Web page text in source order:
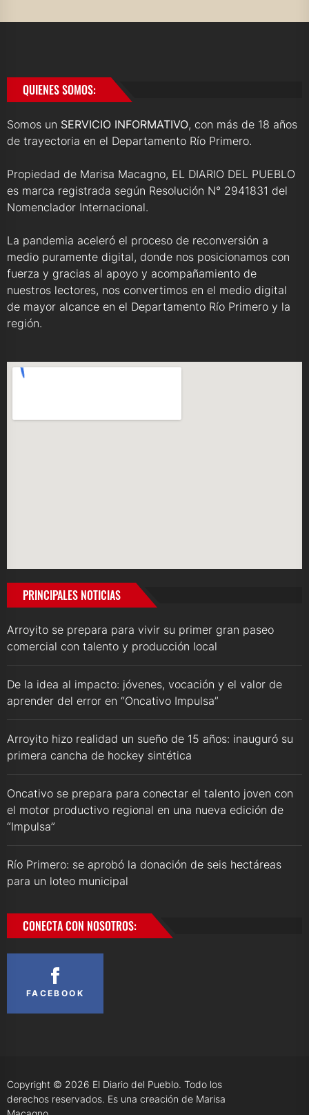
QUIENES SOMOS:
Somos un SERVICIO INFORMATIVO, con más de 18 años
de trayectoria en el Departamento Río Primero.
Propiedad de Marisa Macagno, EL DIARIO DEL PUEBLO
es marca registrada según Resolución N° 2941831 del
Nomenclador Internacional.
La pandemia aceleró el proceso de reconversión a
medio puramente digital, donde nos posicionamos con
fuerza y gracias al apoyo y acompañamiento de
nuestros lectores, nos convertimos en el medio digital
de mayor alcance en el Departamento Río Primero y la
región.
PRINCIPALES NOTICIAS
Arroyito se prepara para vivir su primer gran paseo
comercial con talento y producción local
De la idea al impacto: jóvenes, vocación y el valor de
aprender del error en “Oncativo Impulsa”
Arroyito hizo realidad un sueño de 15 años: inauguró su
primera cancha de hockey sintética
Oncativo se prepara para conectar el talento joven con
el motor productivo regional en una nueva edición de
“Impulsa”
Río Primero: se aprobó la donación de seis hectáreas
para un loteo municipal
CONECTA CON NOSOTROS:
FACEBOOK
Copyright © 2026 El Diario del Pueblo. Todo los
derechos reservados. Es una creación de Marisa